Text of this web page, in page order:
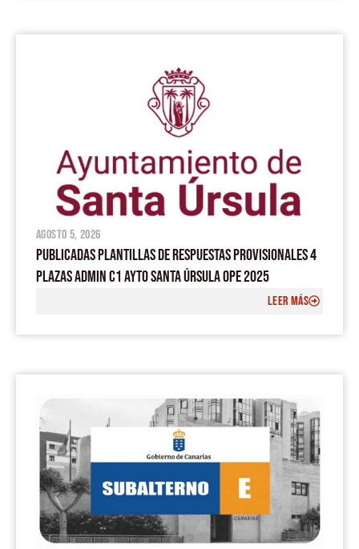
agosto 5, 2026
PUBLICADAS PLANTILLAS DE RESPUESTAS PROVISIONALES 4
PLAZAS ADMIN C1 AYTO SANTA ÚRSULA OPE 2025
LEER MÁS